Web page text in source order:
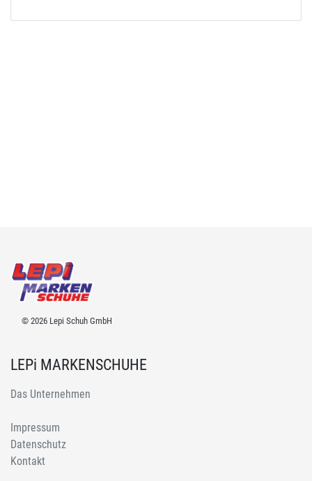
© 2026 Lepi Schuh GmbH
LEPi MARKENSCHUHE
Das Unternehmen
Impressum
Datenschutz
Kontakt